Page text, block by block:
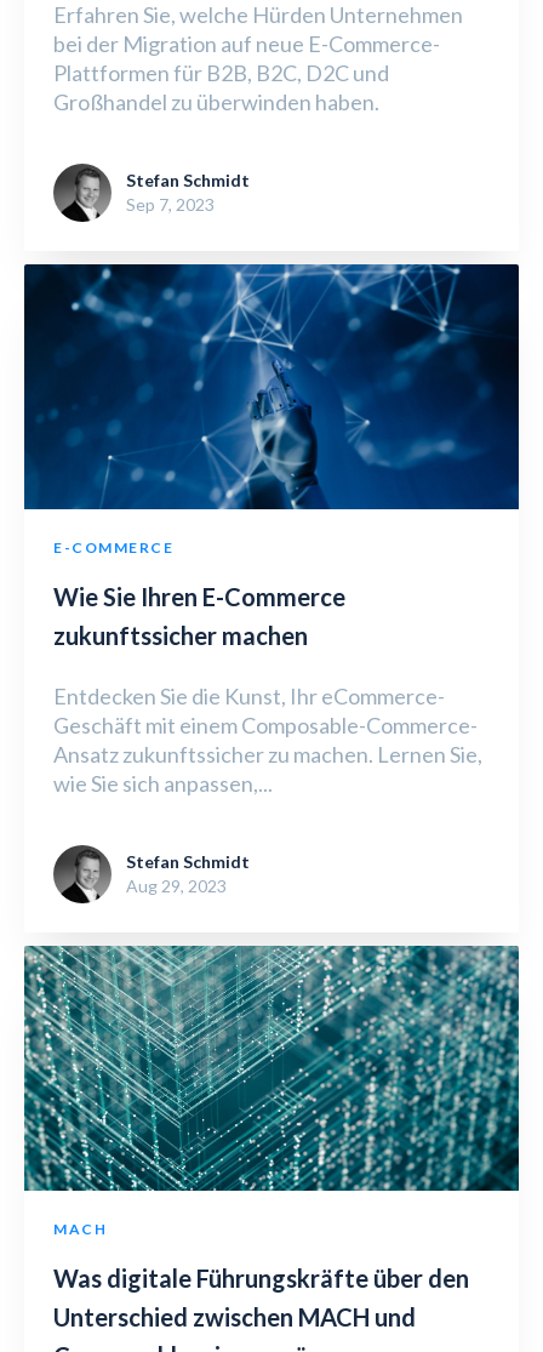
Erfahren Sie, welche Hürden Unternehmen
bei der Migration auf neue E-Commerce-
Plattformen für B2B, B2C, D2C und
Großhandel zu überwinden haben.
Stefan Schmidt
Sep 7, 2023
E-COMMERCE
Wie Sie Ihren E-Commerce
zukunftssicher machen
Entdecken Sie die Kunst, Ihr eCommerce-
Geschäft mit einem Composable-Commerce-
Ansatz zukunftssicher zu machen. Lernen Sie,
wie Sie sich anpassen,...
Stefan Schmidt
Aug 29, 2023
MACH
Was digitale Führungskräfte über den
Unterschied zwischen MACH und